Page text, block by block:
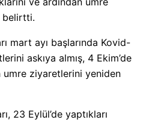
belirtti.
mart ayı başlarında Kovid-
askıya almış, 4 Ekim’de
ziyaretlerini yeniden
23 Eylül’de yaptıkları